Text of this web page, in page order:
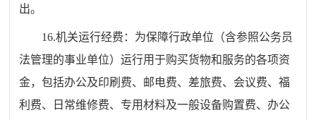
出。
16.机关运行经费：为保障行政单位（含参照公务员
法管理的事业单位）运行用于购买货物和服务的各项资
金，包括办公及印刷费、邮电费、差旅费、会议费、福
利费、日常维修费、专用材料及一般设备购置费、办公